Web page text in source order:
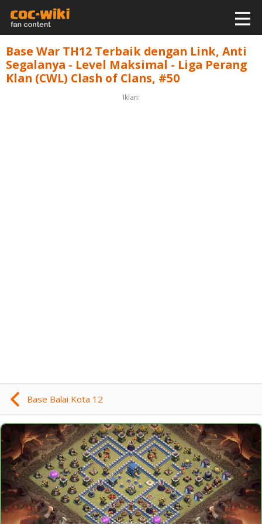
Base War TH12 Terbaik dengan Link, Anti
Segalanya - Level Maksimal - Liga Perang
Klan (CWL) Clash of Clans, #50
Iklan:
Base Balai Kota 12